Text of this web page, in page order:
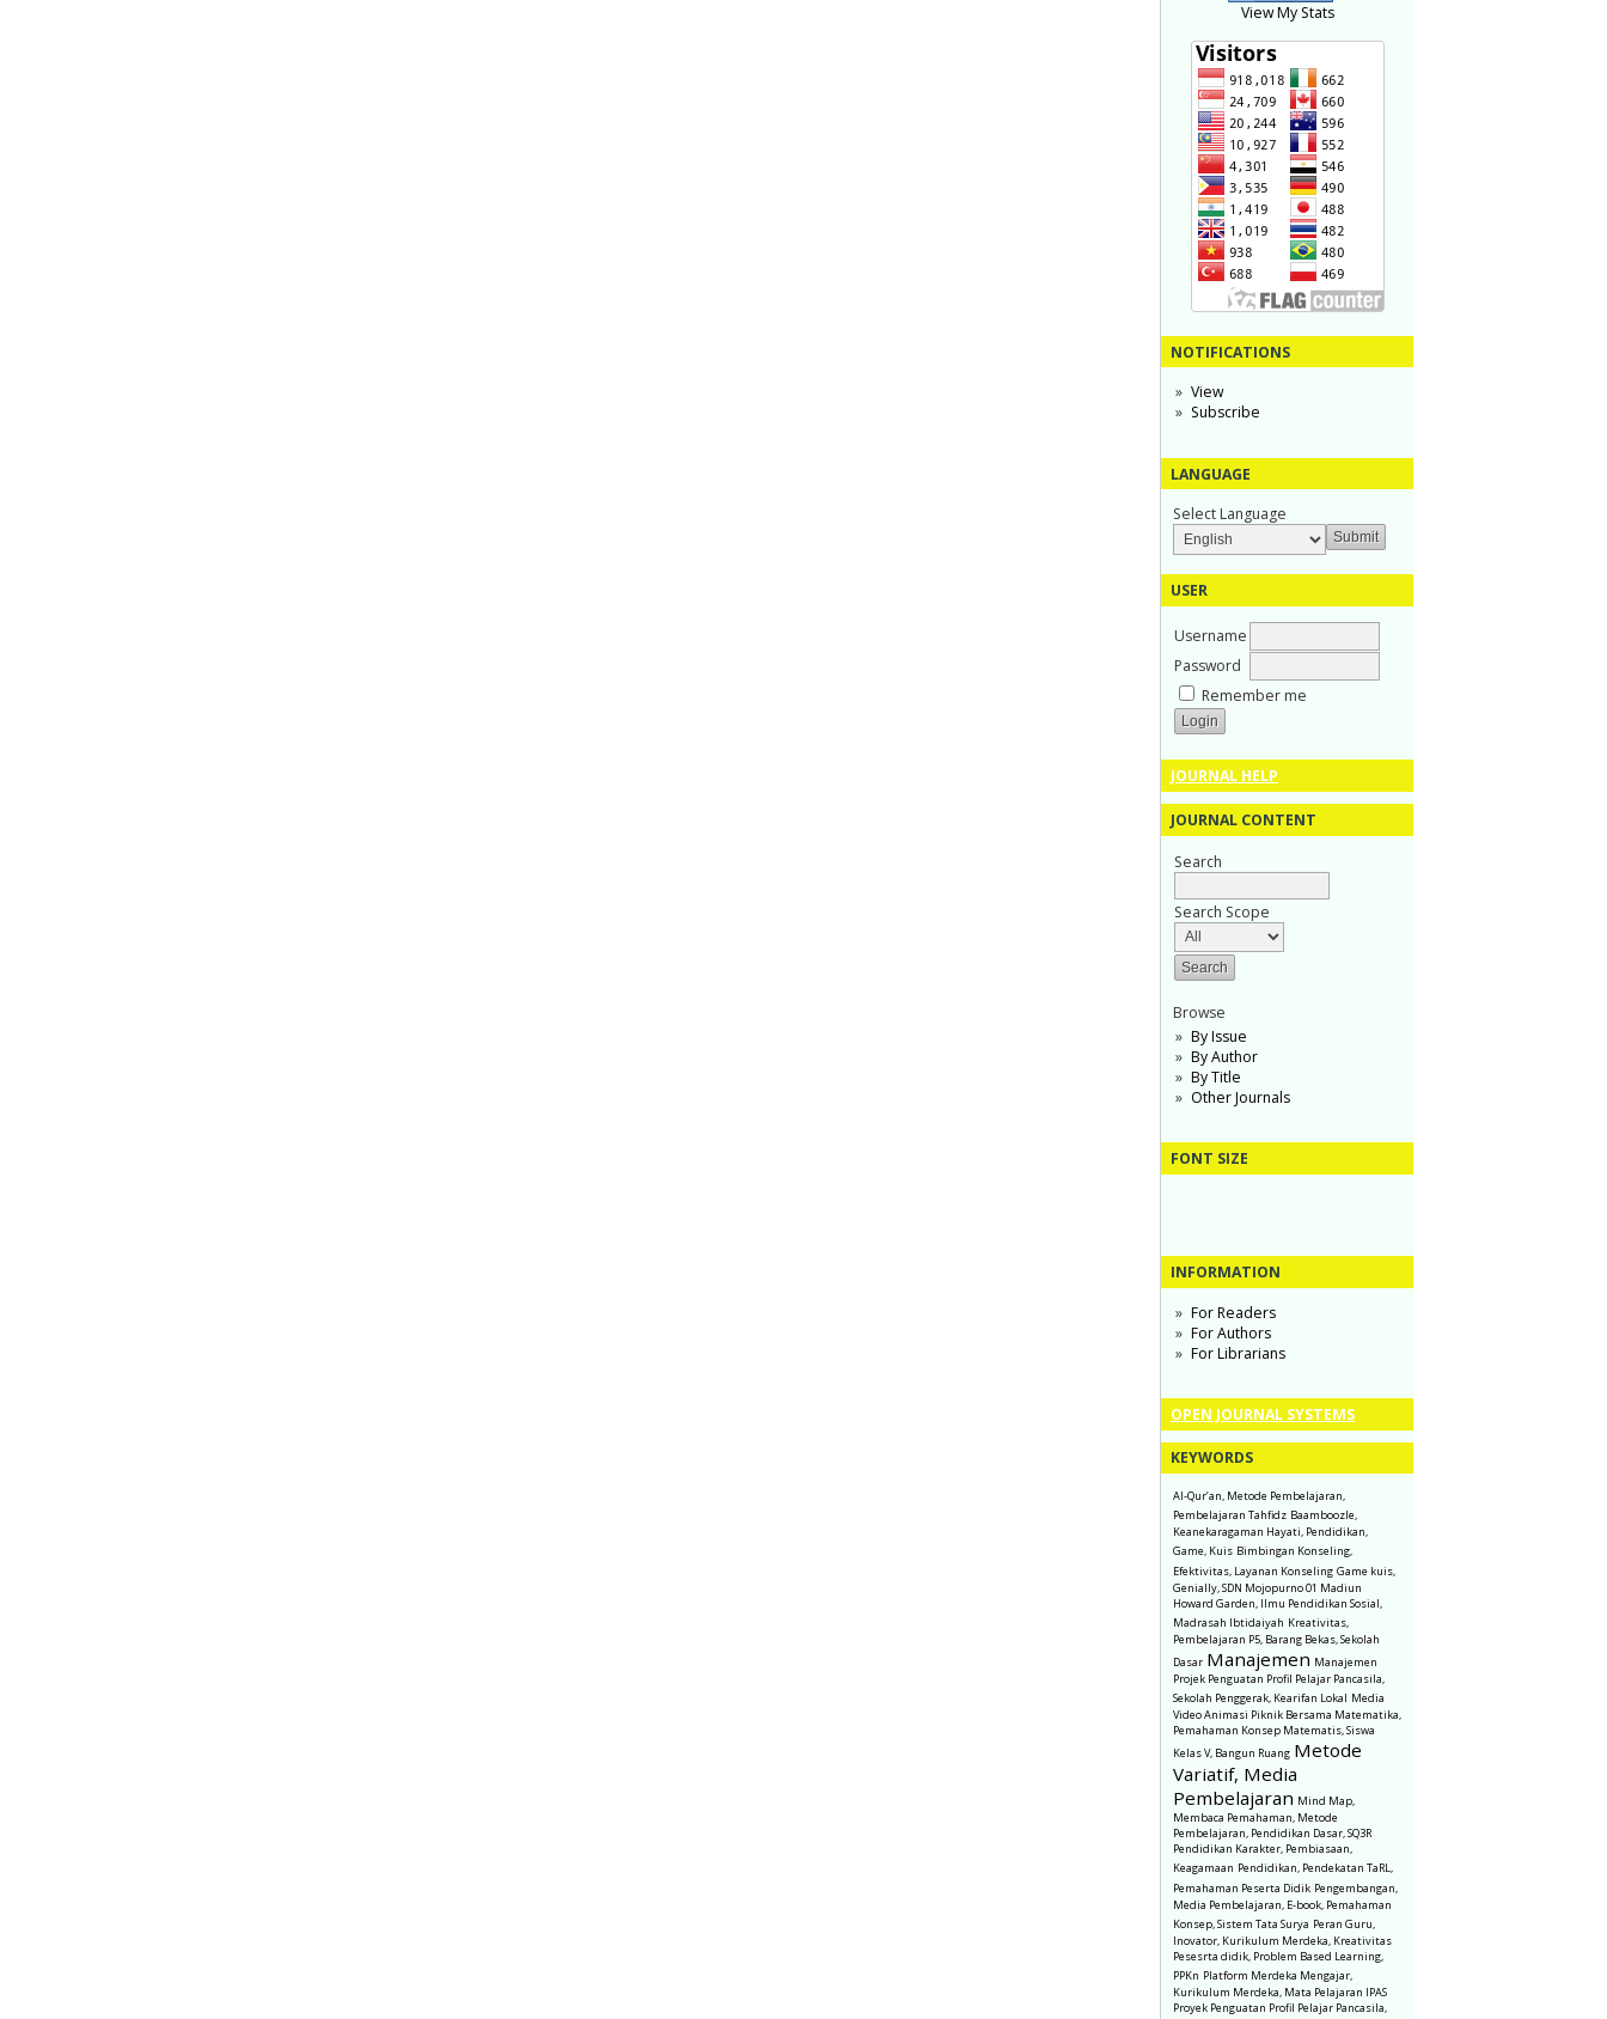
View My Stats
NOTIFICATIONS
View
Subscribe
LANGUAGE
Select Language
USER
Username
Password
Remember me
JOURNAL HELP
JOURNAL CONTENT
Search
Search Scope
Browse
By Issue
By Author
By Title
Other Journals
FONT SIZE
INFORMATION
For Readers
For Authors
For Librarians
OPEN JOURNAL SYSTEMS
KEYWORDS
Al-Qur’an, Metode Pembelajaran,
Pembelajaran Tahfidz Baamboozle,
Keanekaragaman Hayati, Pendidikan,
Game, Kuis Bimbingan Konseling,
Efektivitas, Layanan Konseling Game kuis,
Genially, SDN Mojopurno 01 Madiun
Howard Garden, Ilmu Pendidikan Sosial,
Madrasah Ibtidaiyah Kreativitas,
Pembelajaran P5, Barang Bekas, Sekolah
Dasar Manajemen Manajemen
Projek Penguatan Profil Pelajar Pancasila,
Sekolah Penggerak, Kearifan Lokal Media
Video Animasi Piknik Bersama Matematika,
Pemahaman Konsep Matematis, Siswa
Kelas V, Bangun Ruang Metode
Variatif, Media
Pembelajaran Mind Map,
Membaca Pemahaman, Metode
Pembelajaran, Pendidikan Dasar, SQ3R
Pendidikan Karakter, Pembiasaan,
Keagamaan Pendidikan, Pendekatan TaRL,
Pemahaman Peserta Didik Pengembangan,
Media Pembelajaran, E-book, Pemahaman
Konsep, Sistem Tata Surya Peran Guru,
Inovator, Kurikulum Merdeka, Kreativitas
Pesesrta didik, Problem Based Learning,
PPKn Platform Merdeka Mengajar,
Kurikulum Merdeka, Mata Pelajaran IPAS
Proyek Penguatan Profil Pelajar Pancasila,